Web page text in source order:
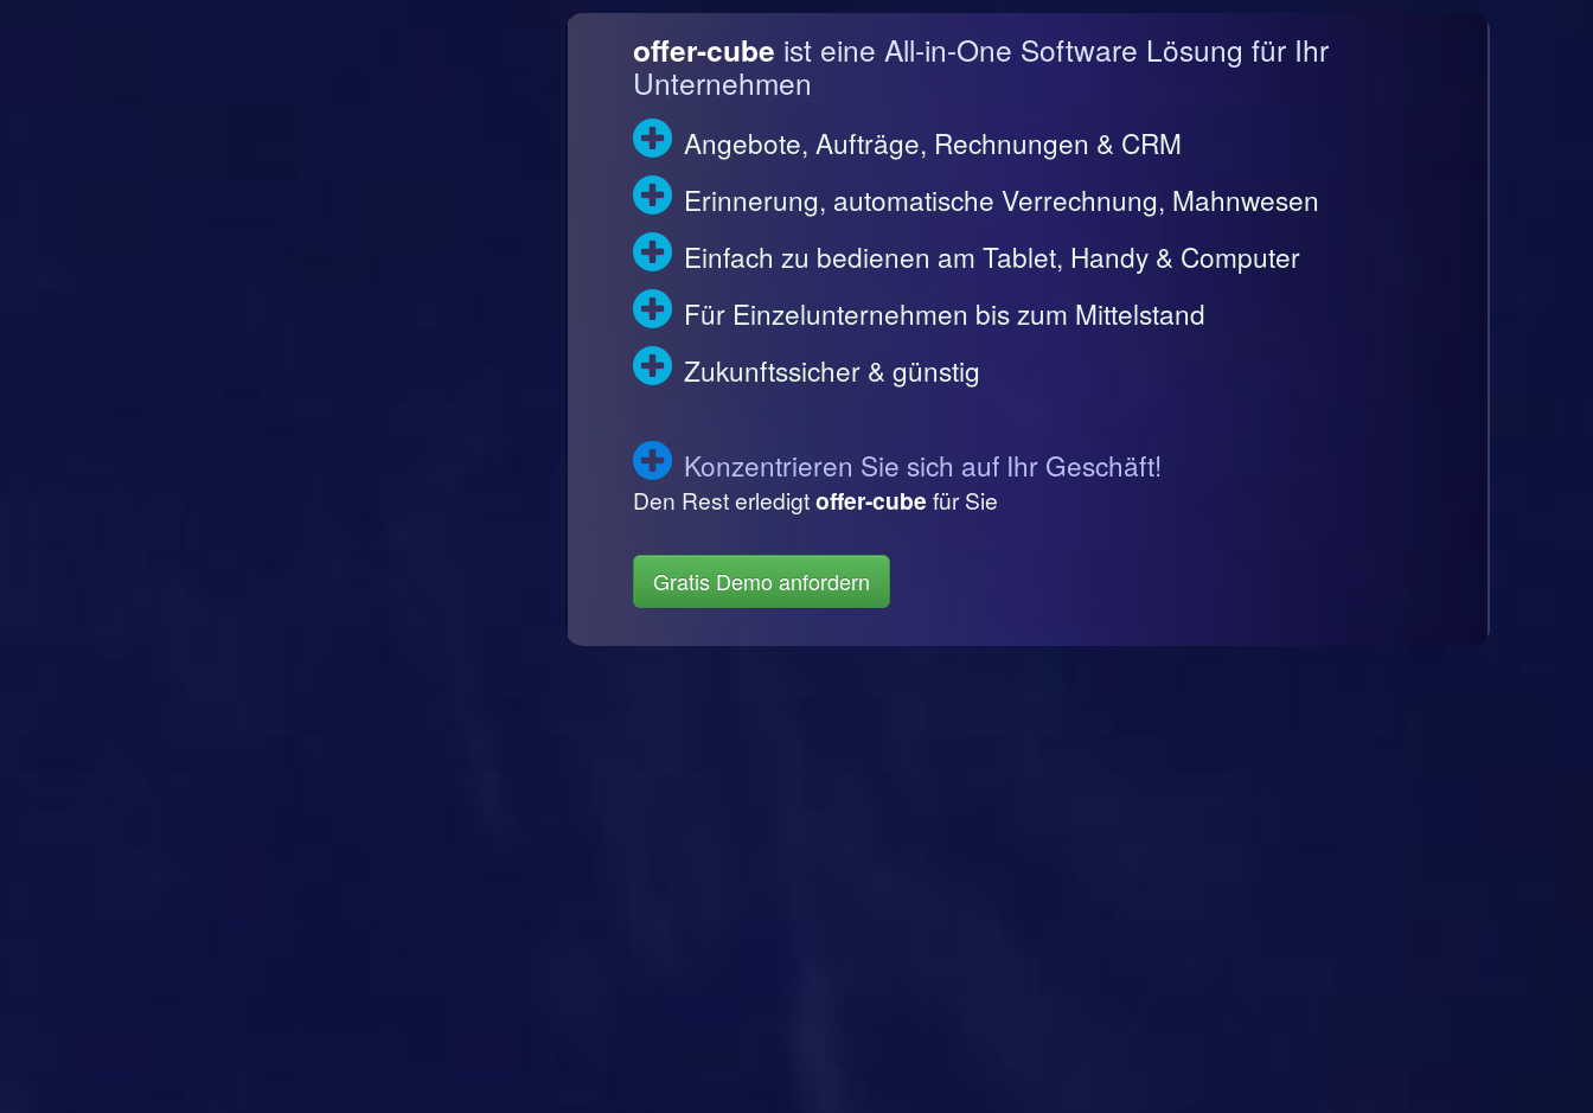
offer-cube ist eine All-in-One Software Lösung für Ihr
Unternehmen
Angebote, Aufträge, Rechnungen & CRM
Erinnerung, automatische Verrechnung, Mahnwesen
Einfach zu bedienen am Tablet, Handy & Computer
Für Einzelunternehmen bis zum Mittelstand
Zukunftssicher & günstig
Konzentrieren Sie sich auf Ihr Geschäft!
Den Rest erledigtoffer-cube für Sie
Gratis Demo anfordern